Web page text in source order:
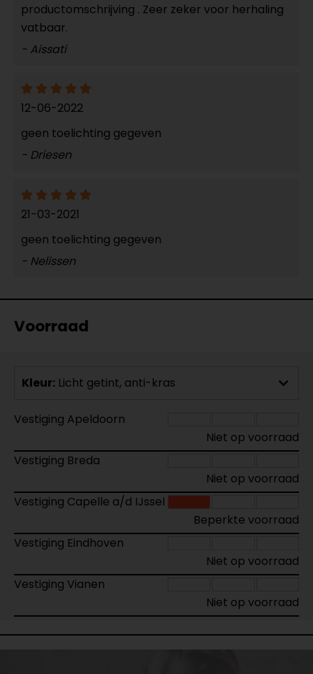
productomschrijving . Zeer zeker voor herhaling
vatbaar.
- Aissati
12-06-2022
geen toelichting gegeven
- Driesen
21-03-2021
geen toelichting gegeven
- Nelissen
Voorraad
Kleur: Licht getint, anti-kras
Vestiging Apeldoorn
Niet op voorraad
Vestiging Breda
Niet op voorraad
Vestiging Capelle a/d IJssel
Beperkte voorraad
Vestiging Eindhoven
Niet op voorraad
Vestiging Vianen
Niet op voorraad